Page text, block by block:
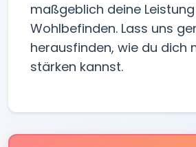
maßgeblich deine
Wohlbefinden. Lass uns
herausfinden, wie du dich
stärken kannst.